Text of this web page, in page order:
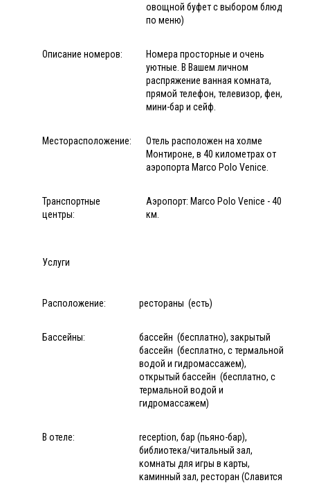
овощной буфет с выбором блюд
по меню)
Описание номеров:
Номера просторные и очень
уютные. В Вашем личном
распряжение ванная комната,
прямой телефон, телевизор, фен,
мини-бар и сейф.
Месторасположение:
Отель расположен на холме
Монтироне, в 40 километрах от
аэропорта Marco Polo Venice.
Транспортные
центры:
Аэропорт: Marco Polo Venice - 40
км.
Услуги
Расположение: рестораны (есть)
Бассейны:
бассейн (бесплатно), закрытый
бассейн (бесплатно, с термальной
водой и гидромассажем),
открытый бассейн (бесплатно, с
термальной водой и
гидромассажем)
В отеле:
reception, бар (пьяно-бар),
библиотека/читальный зал,
комнаты для игры в карты,
каминный зал, ресторан (Славится